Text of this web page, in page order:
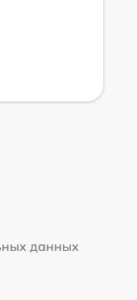
данных